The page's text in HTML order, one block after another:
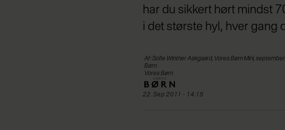
har du sikkert hørt mindst
i det største hyl, hver gang
Af: Sofie Winther Askgaard, Vores Børn Mini,
Børn
Vores Børn
22. Sep 2011 - 14:15